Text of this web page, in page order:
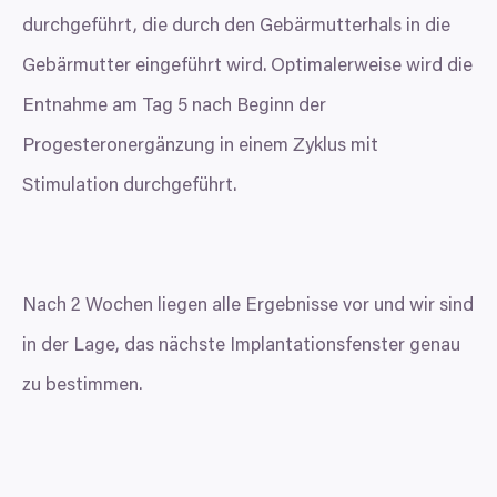
Souhlas Detaily Nastavení reklam Více o cookies
Zodpovědné používání vašich údajů
např. číslo IP) pomocí technologií, jako např. souborů
návštěvníky a vývoj produktů. Máte možnosti ohledně
Pokud to povolíte, rádi bychom také:
durchgeführt, die durch den Gebärmutterhals in die
Gebärmutter eingeführt wird. Optimalerweise wird die
Entnahme am Tag 5 nach Beginn der
Progesteronergänzung in einem Zyklus mit
Stimulation durchgeführt.
Nach 2 Wochen liegen alle Ergebnisse vor und wir sind
in der Lage, das nächste Implantationsfenster genau
zu bestimmen.